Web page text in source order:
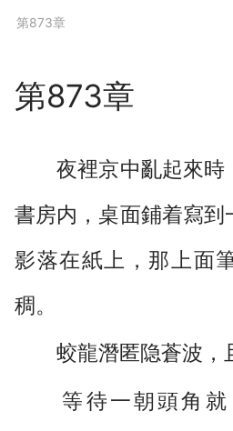
第873章
夜裡京中亂起來時
書房内，桌面鋪着寫到
影落在紙上，那上面
稠。
蛟龍潛匿隐蒼波，且
等待一朝頭角就
第873章